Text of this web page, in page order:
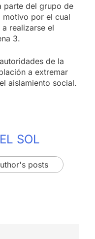
parte del grupo de
motivo por el cual
realizarse el
3.
de la
a extremar
aislamiento social.
SOL
posts